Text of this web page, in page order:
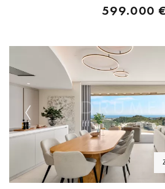
599.000 €
Previous